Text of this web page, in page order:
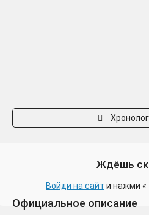
Ждёшь
Войди на сайт и нажми «
Официальное описание